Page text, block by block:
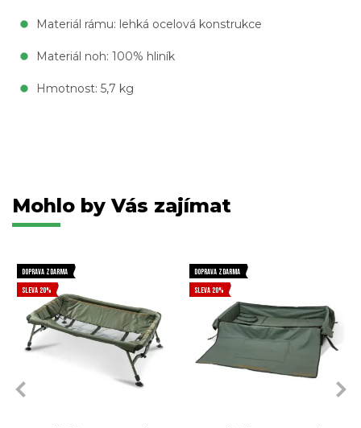
Materiál rámu: lehká ocelová konstrukce
Materiál noh: 100% hliník
Hmotnost: 5,7 kg
Mohlo by Vás zajímat
DOPRAVA ZDARMA
SLEVA 20%
DOPRAVA ZDARMA
SLEVA 20%